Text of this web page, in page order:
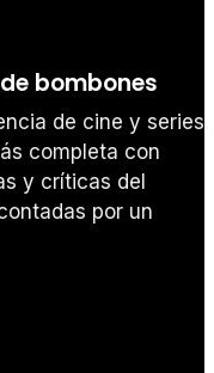
bombones
de cine y series.
completa con
y críticas del
por un